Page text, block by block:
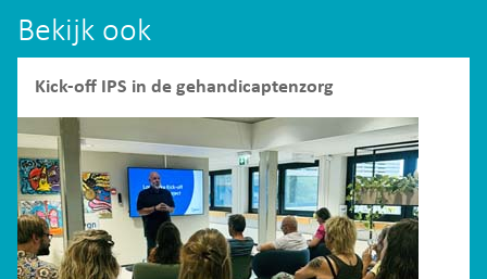
Bekijk ook
Kick-off IPS in de gehandicaptenzorg